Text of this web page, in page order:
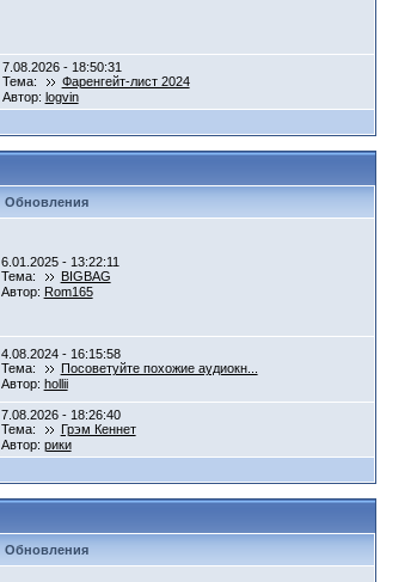
7.08.2026 - 18:50:31
Тема:
Фаренгейт-лист 2024
Автор: logvin
Обновления
6.01.2025 - 13:22:11
Тема:
BIGBAG
Автор: Rom165
4.08.2024 - 16:15:58
Тема:
Посоветуйте похожие аудиокн...
Автор: hollii
7.08.2026 - 18:26:40
Тема:
Грэм Кеннет
Автор: рики
Обновления